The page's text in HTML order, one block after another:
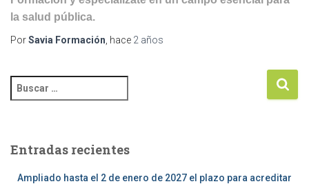
la salud pública.
PorSavia Formación , hace 2 años
Entradas recientes
Ampliado hasta el 2 de enero de 2027 el plazo para acreditar